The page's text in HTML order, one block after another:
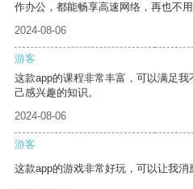
作办公，都能畅享高速网络，再也不用
2024-08-06
游客
这款app的课程非常丰富，可以满足
己感兴趣的知识。
2024-08-06
游客
这款app的游戏非常好玩，可以让我消